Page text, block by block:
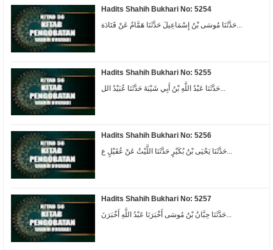
Hadits Shahih Bukhari No: 5254
Hadits Shahih Bukhari No: 5255
Hadits Shahih Bukhari No: 5256
حَدَّثَنَا يَحْيَى بْنُ بُكَيْرٍ حَدَّثَنَا اللَّيْثُ عَنْ عُقَيْلٍ ع...
Hadits Shahih Bukhari No: 5257
حَدَّثَنَا حِبَّانُ بْنُ مُوسَى أَخْبَرَنَا عَبْدُ اللَّهِ أَخْبَرَنَ...